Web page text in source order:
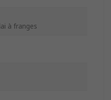
à franges